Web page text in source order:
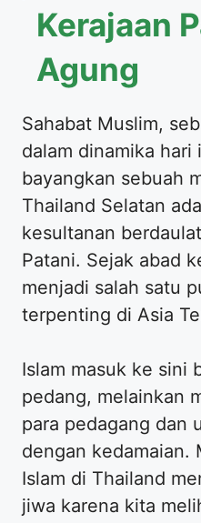
Kerajaan
Agung
Sahabat Muslim,
dalam dinamika hari
bayangkan sebuah
Thailand Selatan
kesultanan
Patani. Sejak abad
menjadi salah satu
terpenting di Asia
Islam masuk ke sini
pedang, melainkan
para pedagang dan
dengan kedamaian.
Islam di Thailand
jiwa karena kita